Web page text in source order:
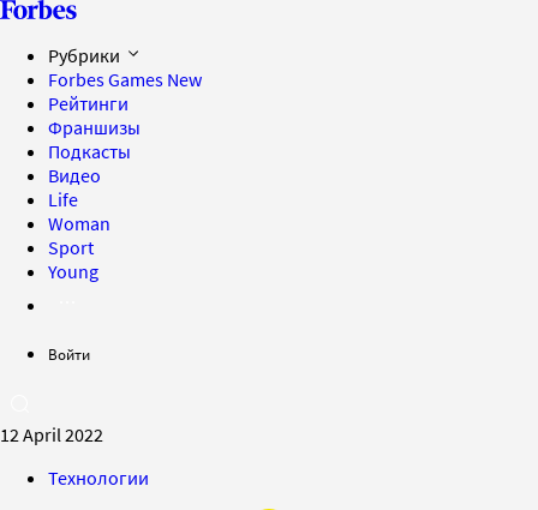
Рубрики
Forbes Games New
Рейтинги
Франшизы
Подкасты
Видео
Life
Woman
Sport
Young
Войти
12 April 2022
Технологии